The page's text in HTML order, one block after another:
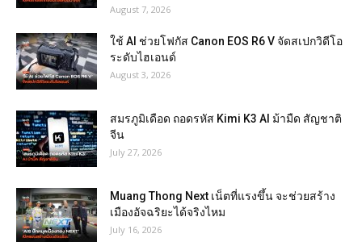
August 7, 2026
ใช้ AI ช่วยโฟกัส Canon EOS R6 V จัดสเปกวิดีโอ
ระดับไฮเอนด์
August 3, 2026
สมรภูมิเดือด ถอดรหัส Kimi K3 AI ม้ามืด สัญชาติ
จีน
July 27, 2026
Muang Thong Next เน็ตที่แรงขึ้น จะช่วยสร้าง
เมืองอัจฉริยะได้จริงไหม
July 16, 2026